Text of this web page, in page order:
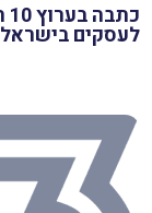
לעסקים בישראל